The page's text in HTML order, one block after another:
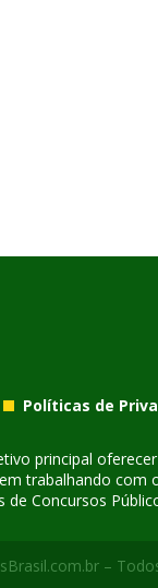
Políticas de
principal
trabalhando
Concursos
–